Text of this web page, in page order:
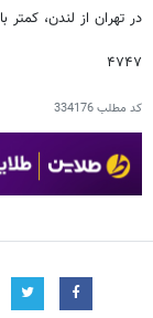
در تهران از لندن، کمتر
۴۷۴۷
کد مطلب334176